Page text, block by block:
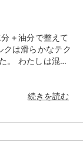
＋油分で整えて
合
たものです。
続きを読む